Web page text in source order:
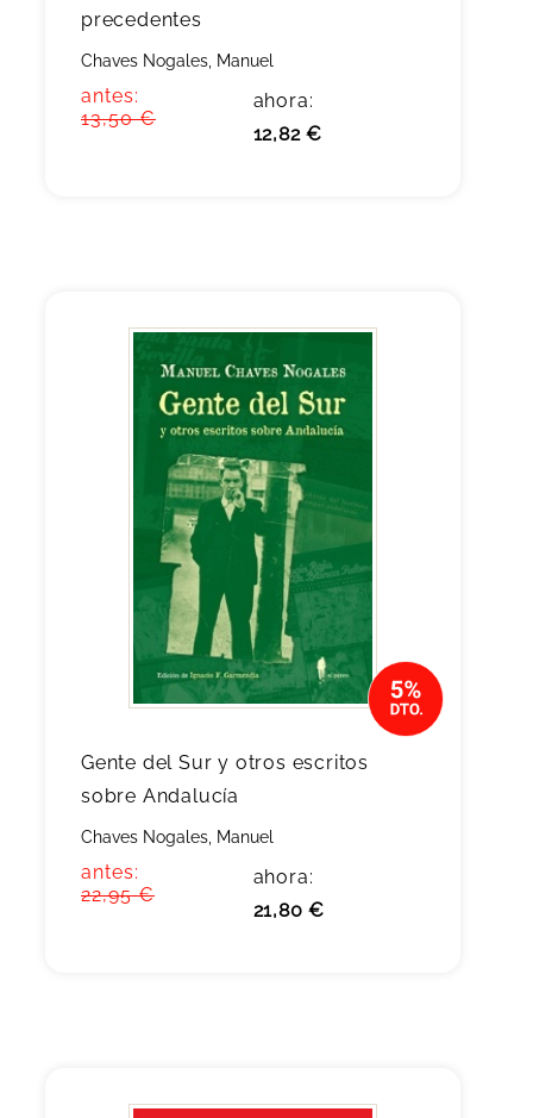
precedentes
Chaves Nogales, Manuel
antes:
13,50 €
ahora:
12,82 €
Gente del Sur y otros escritos
sobre Andalucía
Chaves Nogales, Manuel
antes:
22,95 €
ahora:
21,80 €